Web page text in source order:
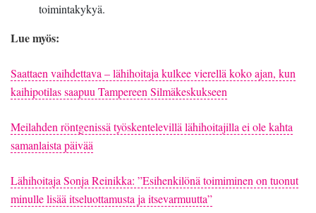
toimintakykyä.
Lue myös:
Saattaen vaihdettava – lähihoitaja kulkee vierellä koko ajan, kun
kaihipotilas saapuu Tampereen Silmäkeskukseen
Meilahden röntgenissä työskentelevillä lähihoitajilla ei ole kahta
samanlaista päivää
Lähihoitaja Sonja Reinikka: ”Esihenkilönä toimiminen on tuonut
minulle lisää itseluottamusta ja itsevarmuutta”